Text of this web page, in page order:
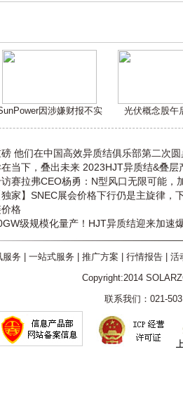
因涉嫌财报不实 光伏概念股午
他们在中国高效异质结俱乐部第二次
当下，叠出未来 2023HJT异质结&叠层
赛拉弗CEO杨勇：N型风口无限可能，
独家】SNEC展会价格下行仍是主旋律，
格
级规模化量产！HJT异质结迎来加速
服务 一站式服务 推广方案 行情报告| 活
Copyright:2014
联系我们：021-